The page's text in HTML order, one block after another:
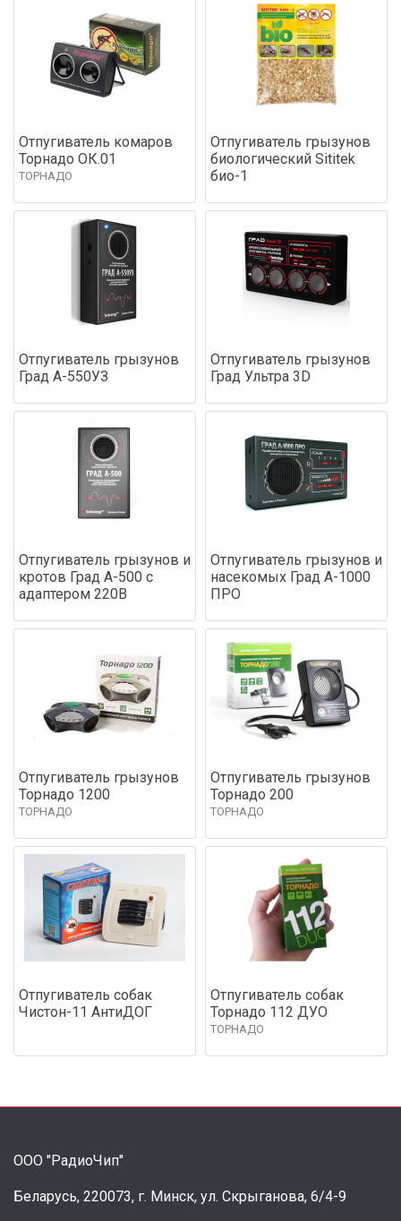
Отпугиватель комаров
Торнадо ОК.01
ТОРНАДО
Отпугиватель грызунов
биологический Sititek
био-1
Отпугиватель грызунов
Град А-550УЗ
Отпугиватель грызунов
Град Ультра 3D
Отпугиватель грызунов и
кротов Град А-500 с
адаптером 220В
Отпугиватель грызунов и
насекомых Град А-1000
ПРО
Отпугиватель грызунов
Торнадо 1200
ТОРНАДО
Отпугиватель грызунов
Торнадо 200
ТОРНАДО
Отпугиватель собак
Чистон-11 АнтиДОГ
Отпугиватель собак
Торнадо 112 ДУО
ТОРНАДО
ООО "РадиоЧип"
Беларусь, 220073, г. Минск, ул. Скрыганова, 6/4-9